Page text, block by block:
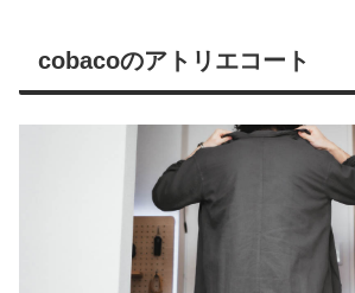
cobacoのアトリエコート